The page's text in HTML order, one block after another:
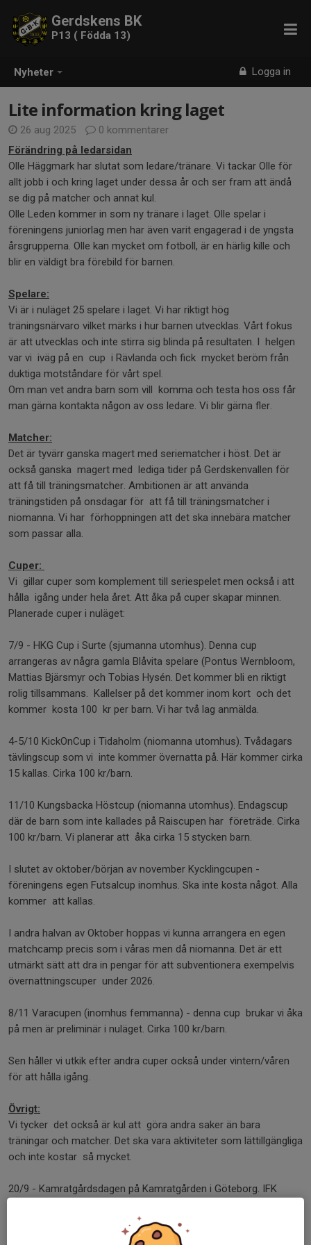
Nyheter Logga in
Gerdskens BK
P13 ( Födda 13)
Lite information kring laget
26 aug 2025
0 kommentarer
Förändring på ledarsidan
Olle Häggmark har slutat som ledare/tränare. Vi tackar Olle för
allt jobb i och kring laget under dessa år och ser fram att ändå
se dig på matcher och annat kul.
Olle Leden kommer in som ny tränare i laget. Olle spelar i
föreningens juniorlag men har även varit engagerad i de yngsta
årsgrupperna. Olle kan mycket om fotboll, är en härlig kille och
blir en väldigt bra förebild för barnen.
Spelare:
Vi är i nuläget 25 spelare i laget. Vi har riktigt hög
träningsnärvaro vilket märks i hur barnen utvecklas. Vårt fokus
är att utvecklas och inte stirra sig blinda på resultaten. I helgen
var vi iväg på en cup i Rävlanda och fick mycket beröm från
duktiga motståndare för vårt spel.
Om man vet andra barn som vill komma och testa hos oss får
man gärna kontakta någon av oss ledare. Vi blir gärna fler.
Matcher:
Det är tyvärr ganska magert med seriematcher i höst. Det är
också ganska magert med lediga tider på Gerdskenvallen för
att få till träningsmatcher. Ambitionen är att använda
träningstiden på onsdagar för att få till träningsmatcher i
niomanna. Vi har förhoppningen att det ska innebära matcher
som passar alla.
Cuper:
Vi gillar cuper som komplement till seriespelet men också i att
hålla igång under hela året. Att åka på cuper skapar minnen.
Planerade cuper i nuläget:
7/9 - HKG Cup i Surte (sjumanna utomhus). Denna cup
arrangeras av några gamla Blåvita spelare (Pontus Wernbloom,
Mattias Bjärsmyr och Tobias Hysén. Det kommer bli en riktigt
rolig tillsammans. Kallelser på det kommer inom kort och det
kommer kosta 100 kr per barn. Vi har två lag anmälda.
4-5/10 KickOnCup i Tidaholm (niomanna utomhus). Tvådagars
tävlingscup som vi inte kommer övernatta på. Här kommer cirka
15 kallas. Cirka 100 kr/barn.
11/10 Kungsbacka Höstcup (niomanna utomhus). Endagscup
där de barn som inte kallades på Raiscupen har företräde. Cirka
100 kr/barn. Vi planerar att åka cirka 15 stycken barn.
I slutet av oktober/början av november Kycklingcupen -
föreningens egen Futsalcup inomhus. Ska inte kosta något. Alla
kommer att kallas.
I andra halvan av Oktober hoppas vi kunna arrangera en egen
matchcamp precis som i våras men då niomanna. Det är ett
utmärkt sätt att dra in pengar för att subventionera exempelvis
övernattningscuper under 2026.
8/11 Varacupen (inomhus femmanna) - denna cup brukar vi åka
på men är preliminär i nuläget. Cirka 100 kr/barn.
Sen håller vi utkik efter andra cuper också under vintern/våren
för att hålla igång.
Övrigt:
Vi tycker det också är kul att göra andra saker än bara
träningar och matcher. Det ska vara aktiviteter som lättillgängliga
och inte kostar så mycket.
20/9 - Kamratgårdsdagen på Kamratgården i Göteborg. IFK
seniorlagen. Efter träningen får man ta autografer och selfies
med spelarna. Det är ju extra kul nu när det finns Gerdskenkillar i